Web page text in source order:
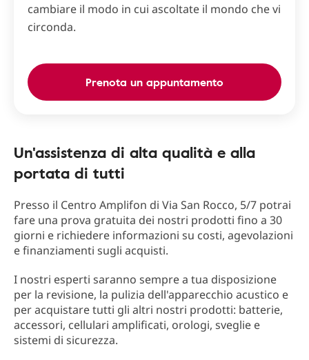
cambiare il modo in cui ascoltate il mondo che vi
circonda.
Prenota un appuntamento
Un'assistenza di alta qualità e alla
portata di tutti
Presso il Centro Amplifon di Via San Rocco, 5/7 potrai
fare una prova gratuita dei nostri prodotti fino a 30
giorni e richiedere informazioni su costi, agevolazioni
e finanziamenti sugli acquisti.
I nostri esperti saranno sempre a tua disposizione
per la revisione, la pulizia dell'apparecchio acustico e
per acquistare tutti gli altri nostri prodotti: batterie,
accessori, cellulari amplificati, orologi, sveglie e
sistemi di sicurezza.